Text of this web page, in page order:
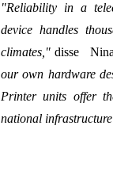
"Reliability in a
device handles
climates," disse
our own hardware
Printer units offer
national